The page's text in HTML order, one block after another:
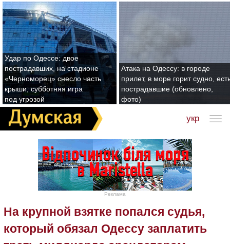
Удар по Одессе: двое
пострадавших, на стадионе
«Черноморец» снесло часть
крыши, субботняя игра
под угрозой
Атака на Одессу: в городе
прилет, в море горит судно,
пострадавшие (обновлено,
фото)
укр
Реклама
На крупной взятке попался судья,
который обязал Одессу заплатить